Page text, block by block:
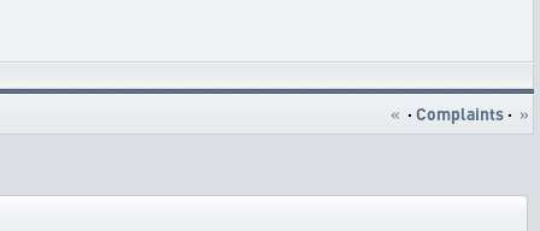
« · Complaints · »